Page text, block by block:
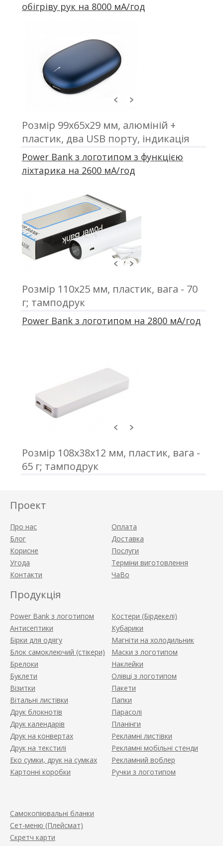
обігріву рук на 8000 мА/год
Розмір 99x65x29 мм, алюміній +
пластик, два USB порту, індикація
залишку заряду батареї, вага - 180 г;
гравіювання
Power Bank з логотипом з функцією
ліхтарика на 2600 мА/год
Розмір 110x25 мм, пластик, вага - 70
г; тамподрук
Power Bank з логотипом на 2800 мА/год
Розмір 108x38x12 мм, пластик, вага -
65 г; тамподрук
Проект
Про нас
Блог
Корисне
Угода
Контакти
Оплата
Доставка
Послуги
Терміни виготовлення
ЧаВо
Продукція
Power Bank з логотипом
Антисептики
Бірки для одягу
Блок самоклеючий (стікери)
Брелоки
Буклети
Візитки
Вітальні листівки
Друк блокнотів
Друк календарів
Друк на конвертах
Друк на текстилі
Еко сумки, друк на сумках
Картонні коробки
Костери (Бірдекелі)
Кубарики
Магніти на холодильник
Маски з логотипом
Наклейки
Олівці з логотипом
Пакети
Папки
Парасолі
Планінги
Рекламні листівки
Рекламні мобільні стенди
Рекламний воблер
Ручки з логотипом
Самокопіювальні бланки
Сет-меню (Плейсмат)
Скретч карти